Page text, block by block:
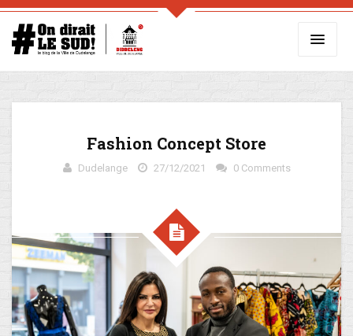
Fashion Concept Store
Dudelange 27/12/2021 0 Comments